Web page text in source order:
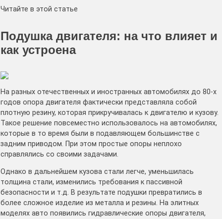
Читайте в этой статье
Подушка двигателя: на что влияет и
как устроена
На разных отечественных и иностранных автомобилях до 80-х
годов опора двигателя фактически представляла собой
плотную резину, которая прикручивалась к двигателю и кузову.
Такое решение повсеместно использовалось на автомобилях,
которые в то время были в подавляющем большинстве с
задним приводом. При этом простые опоры неплохо
справлялись со своими задачами.
Однако в дальнейшем кузова стали легче, уменьшилась
толщина стали, изменились требования к пассивной
безопасности и т.д. В результате подушки превратились в
более сложное изделие из металла и резины. На элитных
моделях авто появились гидравлические опоры двигателя,